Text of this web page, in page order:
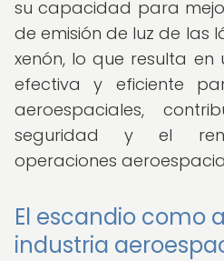
su capacidad para
de emisión de luz de las
xenón, lo que resulta en
efectiva y eficiente
aeroespaciales,
seguridad y el
operaciones
El escandio como
industria